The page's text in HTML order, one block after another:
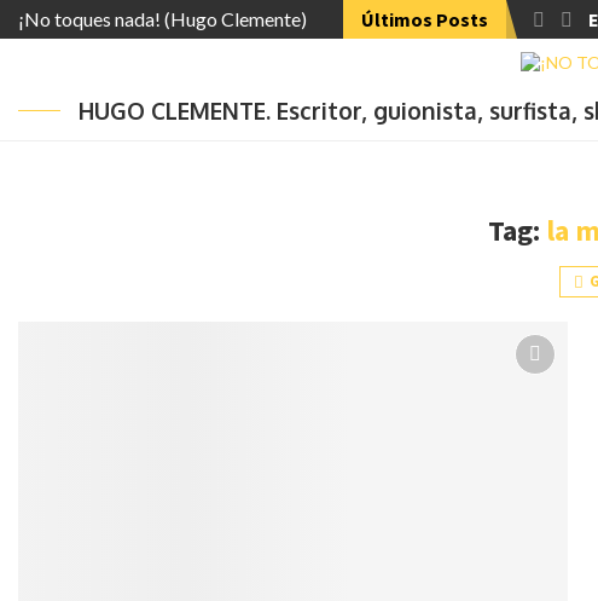
¡No toques nada! (Hugo Clemente) Últimos Posts
HUGO CLEMENTE. Escritor, guionista,
Tag: la